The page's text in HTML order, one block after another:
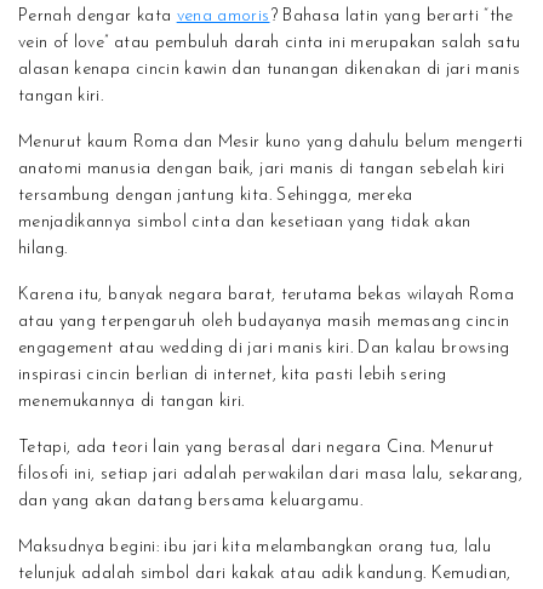
Pernah dengar kata vena amoris ? Bahasa latin yang berarti “the
vein of love” atau pembuluh darah cinta ini merupakan salah satu
alasan kenapa cincin kawin dan tunangan dikenakan di jari manis
tangan kiri.
Menurut kaum Roma dan Mesir kuno yang dahulu belum mengerti
anatomi manusia dengan baik, jari manis di tangan sebelah kiri
tersambung dengan jantung kita. Sehingga, mereka
menjadikannya simbol cinta dan kesetiaan yang tidak akan
hilang.
Karena itu, banyak negara barat, terutama bekas wilayah Roma
atau yang terpengaruh oleh budayanya masih memasang cincin
engagement atau wedding di jari manis kiri. Dan kalau browsing
inspirasi cincin berlian di internet, kita pasti lebih sering
menemukannya di tangan kiri.
Tetapi, ada teori lain yang berasal dari negara Cina. Menurut
filosofi ini, setiap jari adalah perwakilan dari masa lalu, sekarang,
dan yang akan datang bersama keluargamu.
Maksudnya begini: ibu jari kita melambangkan orang tua, lalu
telunjuk adalah simbol dari kakak atau adik kandung. Kemudian,